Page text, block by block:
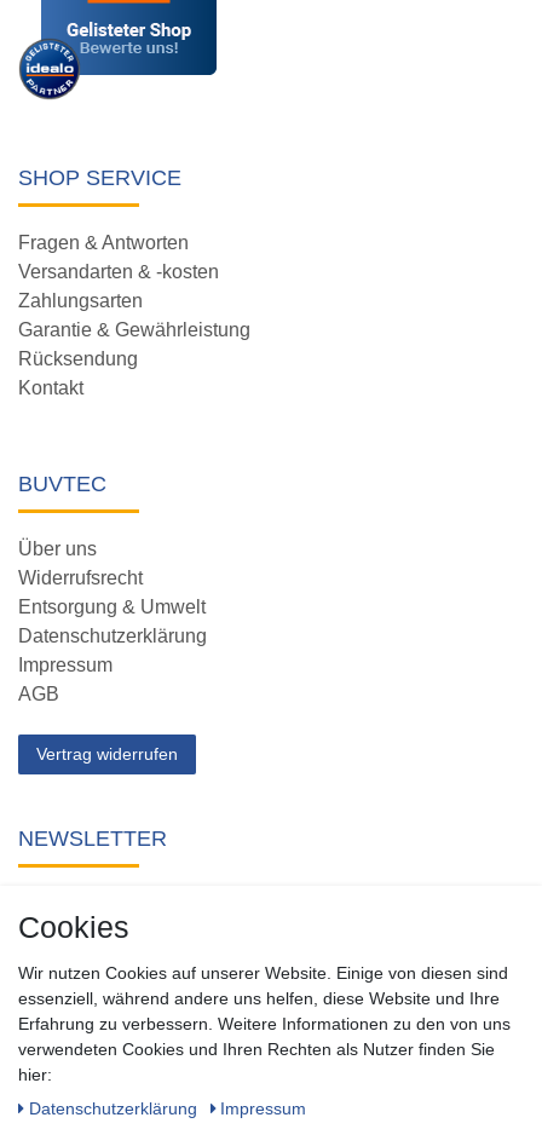
SHOP SERVICE
Fragen & Antworten
Versandarten & -kosten
Zahlungsarten
Garantie & Gewährleistung
Rücksendung
Kontakt
BUVTEC
Über uns
Widerrufsrecht
Entsorgung & Umwelt
Datenschutzerklärung
Impressum
AGB
Vertrag widerrufen
NEWSLETTER
Sie keine Neuigkeit oder Aktion aus unserem Shop.
Zum Newsletter anmelden
SOCIAL
Cookies
Wir nutzen Cookies auf unserer Website. Einige von diesen sind
essenziell, während andere uns helfen, diese Website und Ihre
Erfahrung zu verbessern. Weitere Informationen zu den von uns
verwendeten Cookies und Ihren Rechten als Nutzer finden Sie
hier:
Daten­schutz­erklärung
Impressum